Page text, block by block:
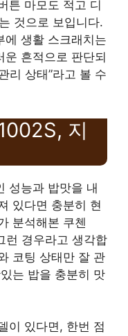
튼 마모도 적고 디
것으로 보입니다.
에 생활 스크래치는
흔적으로 판단되
리 상태”라고 볼 수
지
성능과 밥맛을 내
있다면 충분히 현
분석해본 쿠첸
런 경우라고 생각합
코팅 상태만 잘 관
는 밥을 충분히 맛
이 있다면, 한번 점